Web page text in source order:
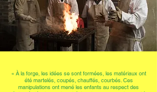
« À la forge, les idées se sont formées, les matériaux ont
été martelés, coupés, chauffés, courbés. Ces
manipulations ont mené les enfants au respect des